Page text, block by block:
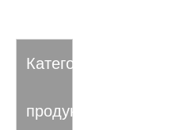
Категория
продукта